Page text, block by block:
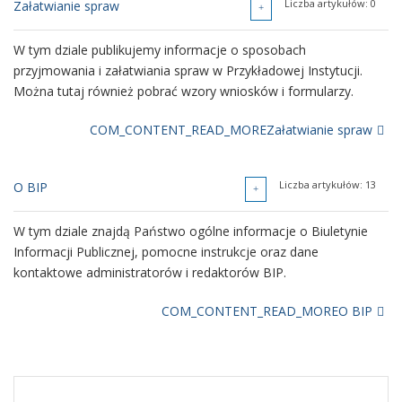
W tym dziale znajdują się sprawozdania finansowe naszego
Przykładowej Instytucji, w tym sprawozdania finansowe z
realizacji projektów finansowanych z różnych źródeł
publicznych.
COM_CONTENT_READ_MORESprawozdania finansowe
Załatwianie spraw Liczba artykułów: 0
W tym dziale publikujemy informacje o sposobach
przyjmowania i załatwiania spraw w Przykładowej Instytucji.
Można tutaj również pobrać wzory wniosków i formularzy.
COM_CONTENT_READ_MOREZałatwianie spraw
O BIP Liczba artykułów: 13
W tym dziale znajdą Państwo ogólne informacje o Biuletynie
Informacji Publicznej, pomocne instrukcje oraz dane
kontaktowe administratorów i redaktorów BIP.
COM_CONTENT_READ_MOREO BIP